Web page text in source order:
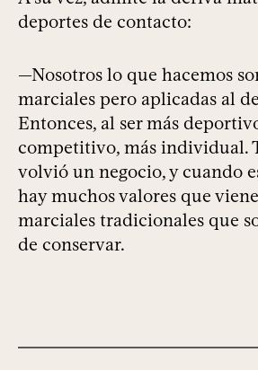
deportes de contacto:
—Nosotros lo que hacemos
marciales pero aplicadas al
Entonces, al ser más
competitivo, más individual.
volvió un negocio, y cuando
hay muchos valores que
marciales tradicionales que
de conservar.